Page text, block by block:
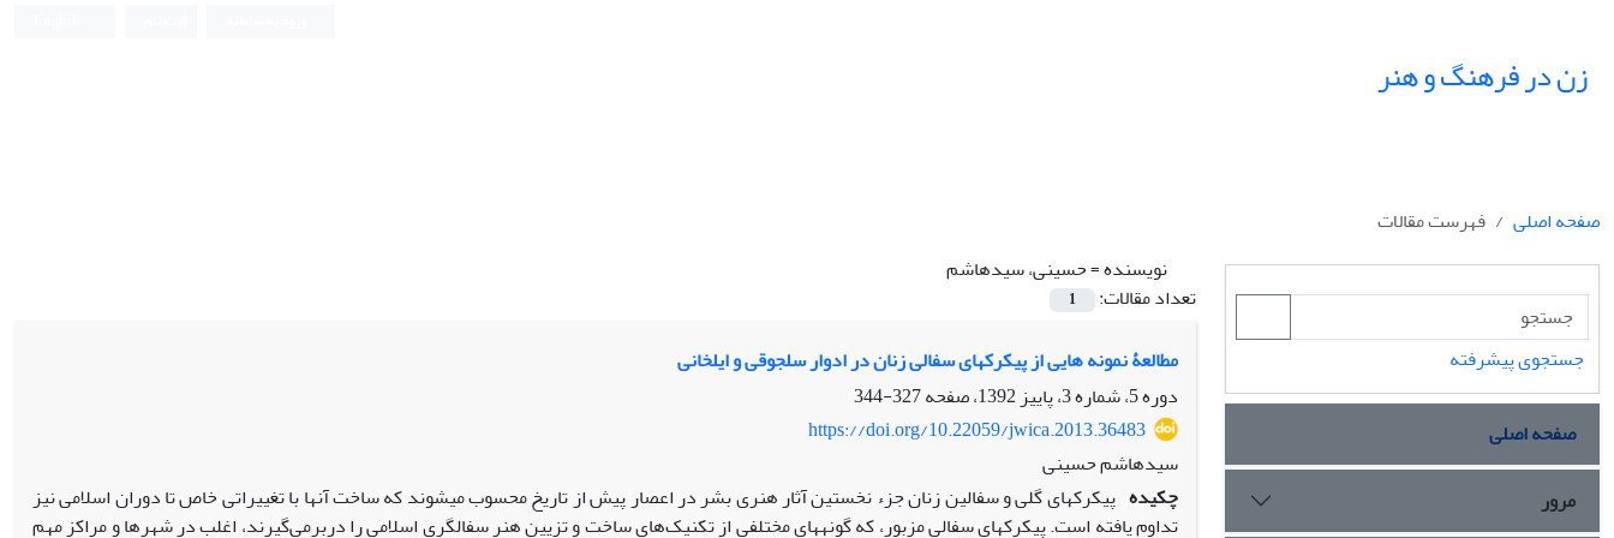
زن در فرهنگ و هنر
صفحه اصلی
فهرست مقالات
نویسنده =حسینی، سیدهاشم
تعداد مقالات:
1
مطالعۀ نمونه‏ هایی از پیکرک‏های سفالی زنان در ادوار سلجوقی و ایلخانی
دوره 5، شماره 3، پاییز 1392، صفحه
327-344
https://doi.org/10.22059/jwica.2013.36483
سیدهاشم حسینی
چکیده پیکرک‏های گلی و سفالین زنان جزء نخستین آثار هنری بشر در اعصار پیش از تاریخ محسوب می‏شوند که ساخت آن‏ها با تغییراتی خاص تا دوران اسلامی نیز
تداوم یافته است. پیکرک‏های سفالی مزبور، که گونه‏های مختلفی از تکنیک‌های ساخت و تزیین هنر سفالگری اسلامی را دربرمی‌گیرند، اغلب در شهرها و مراکز مهم
جستجوی پیشرفته
صفحه اصلی
مرور